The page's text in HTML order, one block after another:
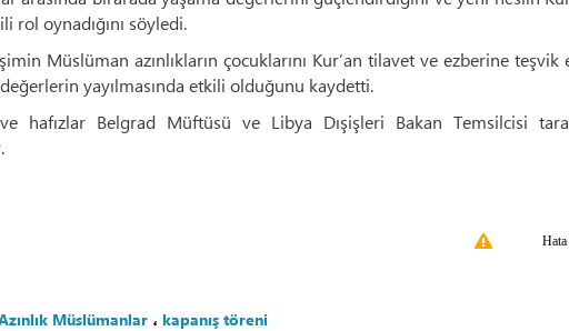
rol oynadığını söyledi.
Müslüman azınlıkların çocuklarını Kur’an tilavet ve ezberine teşvik
yayılmasında etkili olduğunu kaydetti.
hafızlar Belgrad Müftüsü ve Libya Dışişleri Bakan Temsilcisi
Müslümanlar ، kapanış töreni